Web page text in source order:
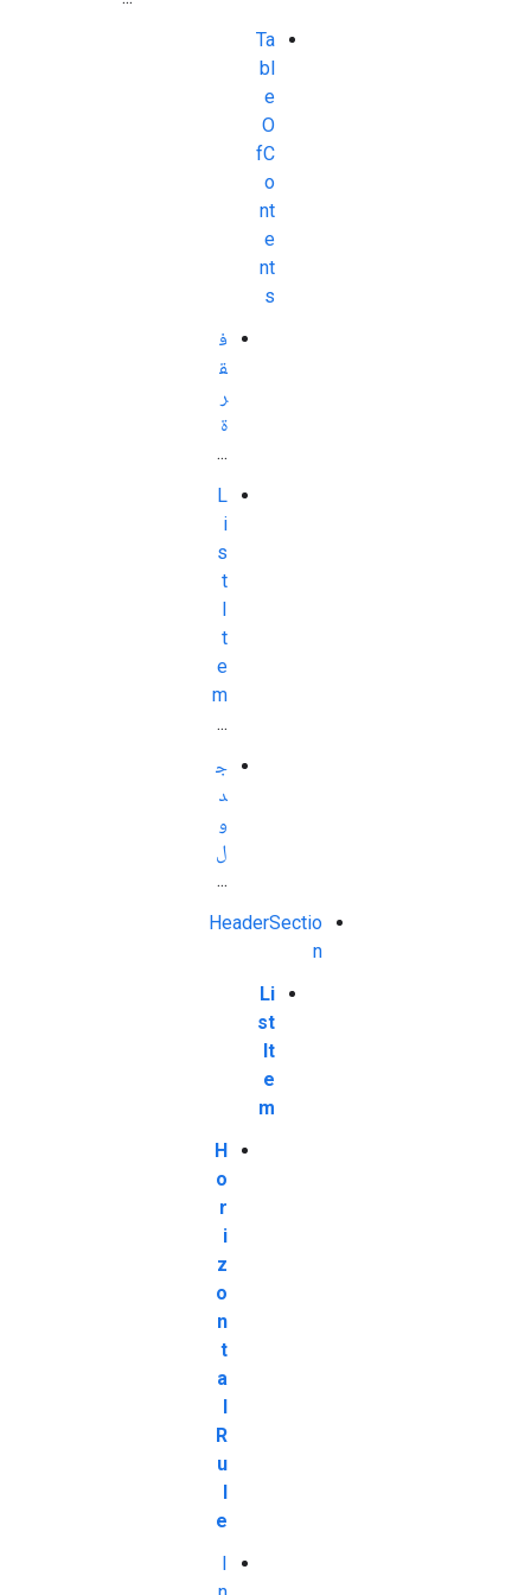
Ta
bl
e
O
fC
o
nt
e
nt
s
ف
ق
ر
ة
...
L
i
s
t
I
t
e
m
...
ج
د
و
ل
...
HeaderSectio
n
Li
st
It
e
m
H
o
r
i
z
o
n
t
a
l
R
u
l
e
I